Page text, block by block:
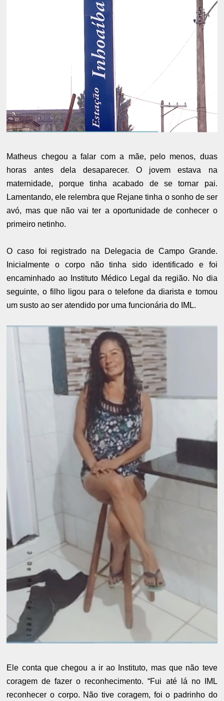
Matheus chegou a falar com a mãe, pelo menos, duas
horas antes dela desaparecer. O jovem estava na
maternidade, porque tinha acabado de se tornar pai.
Lamentando, ele relembra que Rejane tinha o sonho de ser
avó, mas que não vai ter a oportunidade de conhecer o
primeiro netinho.
O caso foi registrado na Delegacia de Campo Grande.
Inicialmente o corpo não tinha sido identificado e foi
encaminhado ao Instituto Médico Legal da região. No dia
seguinte, o filho ligou para o telefone da diarista e tomou
um susto ao ser atendido por uma funcionária do IML.
Ele conta que chegou a ir ao Instituto, mas que não teve
coragem de fazer o reconhecimento. “Fui até lá no IML
reconhecer o corpo. Não tive coragem, foi o padrinho do